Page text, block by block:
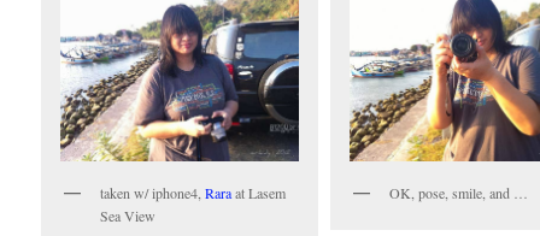
taken w/ iphone4,Raraat Lasem
Sea View
OK, pose, smile, and …